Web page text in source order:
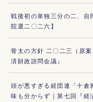
戦後初の単独三分の二、
院選二〇二六】
骨太の方針 二〇二三（原
済財政諮問会議』
頭が悪すぎる経団連「十倉
味も分からず｜第七回『経